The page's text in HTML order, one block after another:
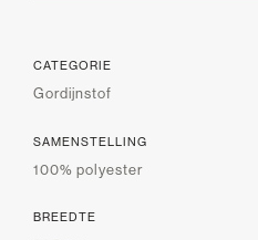
CATEGORIE
Gordijnstof
SAMENSTELLING
100% polyester
BREEDTE